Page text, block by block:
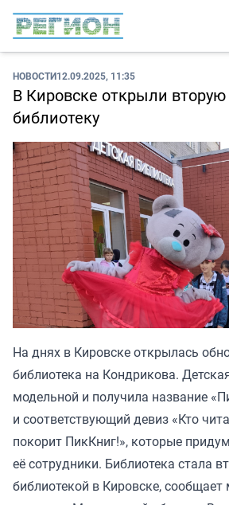
НОВОСТИ12.09.2025, 11:35
В Кировске открыли
библиотеку
На днях в Кировске открылась
библиотека на Кондрикова.
модельной и получила название
и соответствующий девиз «Кто
покорит ПикКниг!», которые
её сотрудники. Библиотека стала
библиотекой в Кировске, сообщает